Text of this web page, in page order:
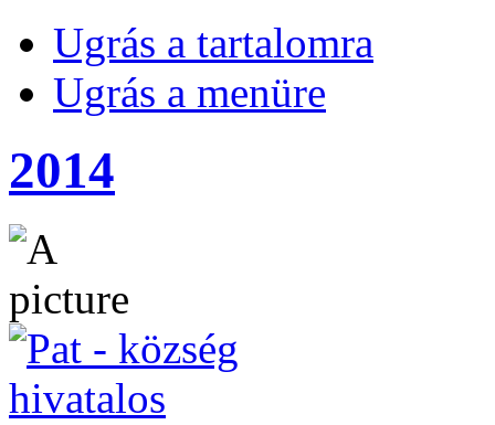
Ugrás a tartalomra
Ugrás a menüre
2014